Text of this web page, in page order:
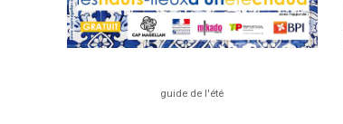
guide de l'été